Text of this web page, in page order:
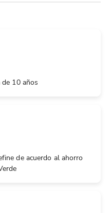
10 años
de acuerdo al ahorro